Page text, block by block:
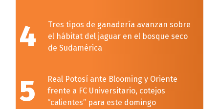
4
Tres tipos de ganadería avanzan sobre
el hábitat del jaguar en el bosque seco
de Sudamérica
5
Real Potosí ante Blooming y Oriente
frente a FC Universitario, cotejos
“calientes” para este domingo